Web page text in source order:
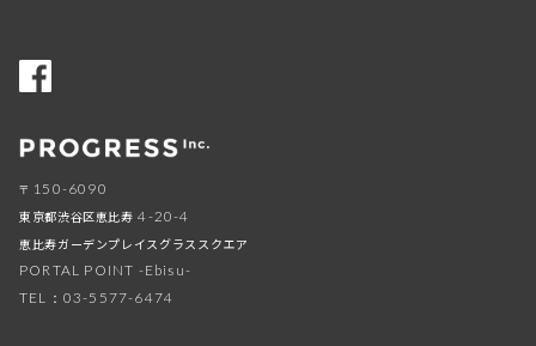
〒 150-6090
東京都渋谷区恵比寿 4-20-4
恵比寿ガーデンプレイスグラススクエア
PORTAL POINT -Ebisu-
TEL：03-5577-6474